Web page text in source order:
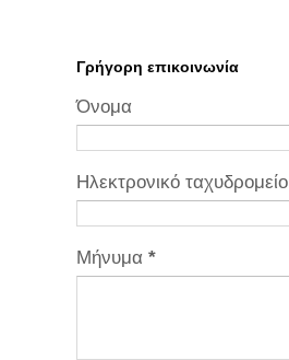
Γρήγορη επικοινωνία
Όνομα
Ηλεκτρονικό ταχυδρομείο
Μήνυμα *